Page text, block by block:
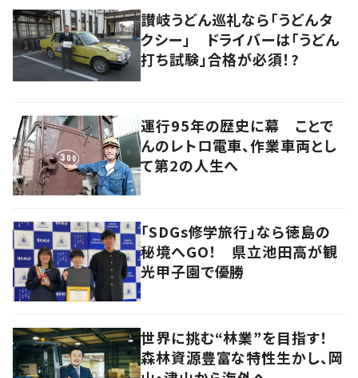
讃岐うどん巡礼なら「うどんタ
クシー」 ドライバーは「うどん
打ち試験」合格が必須！?
運行95年の歴史に幕 ことで
んのレトロ電車、作業車両とし
て第2の人生へ
「SDGs修学旅行」なら徳島の
秘境へGO！ 県立池田高が観
光甲子園で優勝
世界に挑む“林業”を目指す！
森林資源豊富な特性生かし、岡